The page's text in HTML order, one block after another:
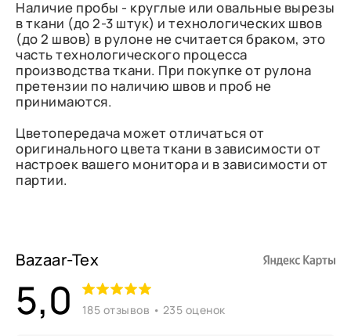
Наличие пробы - круглые или овальные вырезы
в ткани (до 2-3 штук) и технологических швов
(до 2 швов) в рулоне не считается браком, это
часть технологического процесса
производства ткани. При покупке от рулона
претензии по наличию швов и проб не
принимаются.
Цветопередача может отличаться от
оригинального цвета ткани в зависимости от
настроек вашего монитора и в зависимости от
партии.
Bazaar-Tex
5,0 185 отзывов • 235 оценок